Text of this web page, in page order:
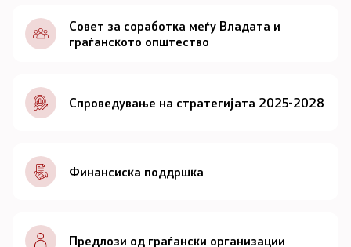
Документи
Совет
За советот
Документи
Записници и дневни редови од седниците на
Совет за соработка меѓу Владата и
граѓанското општество
Спроведување на стратегијата 2025-2028
Финансиска поддршка
Предлози од граѓански организации